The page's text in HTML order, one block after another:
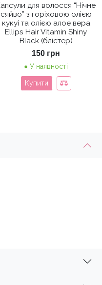
для волосся “Нічне
сяйво” з горіховою олією
кукуі та олією алое вера
Ellips Hair Vitamin Shiny
Black (блістер)
150 грн
У наявності
Купити